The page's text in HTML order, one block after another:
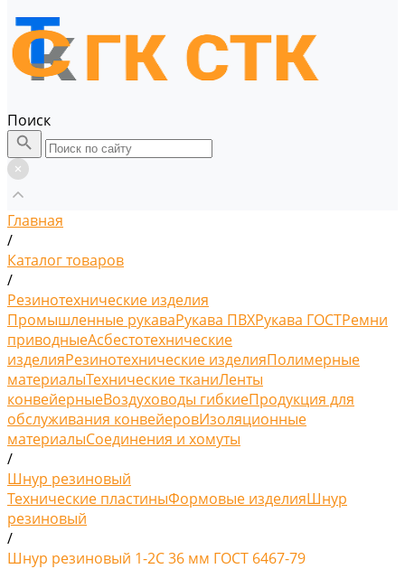
Поиск
Главная
/
Каталог товаров
/
Резинотехнические изделия
Промышленные рукаваРукава ПВХРукава ГОСТРемни
приводныеАсбестотехнические
изделияРезинотехнические изделияПолимерные
материалыТехнические тканиЛенты
конвейерныеВоздуховоды гибкиеПродукция для
обслуживания конвейеровИзоляционные
материалыСоединения и хомуты
/
Шнур резиновый
Технические пластиныФормовые изделияШнур
резиновый
/
Шнур резиновый 1-2С 36 мм ГОСТ 6467-79